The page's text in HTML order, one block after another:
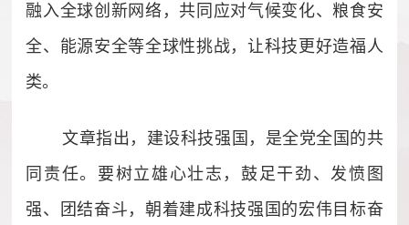
融入全球创新网络，共同应对气候变化、粮食安
全、能源安全等全球性挑战，让科技更好造福人
类。
文章指出，建设科技强国，是全党全国的共
同责任。要树立雄心壮志，鼓足干劲、发愤图
强、团结奋斗，朝着建成科技强国的宏伟目标奋